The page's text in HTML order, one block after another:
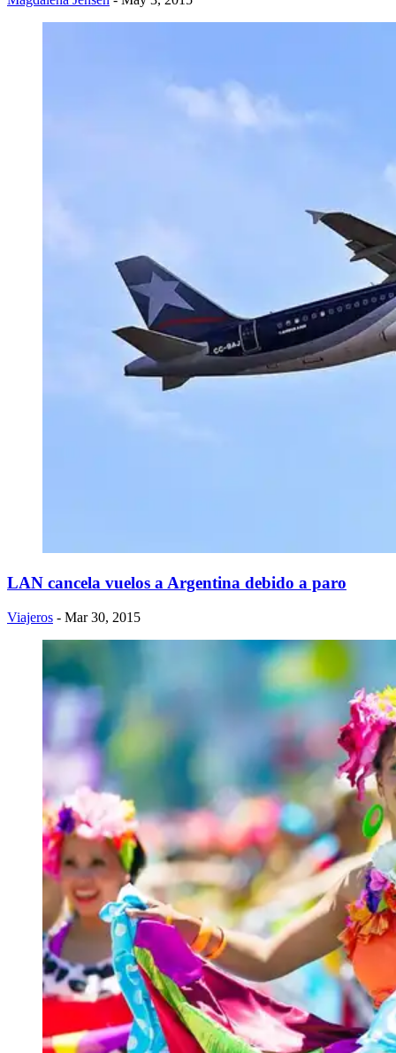
LAN cancela vuelos a Argentina debido a paro
Viajeros - Mar 30, 2015